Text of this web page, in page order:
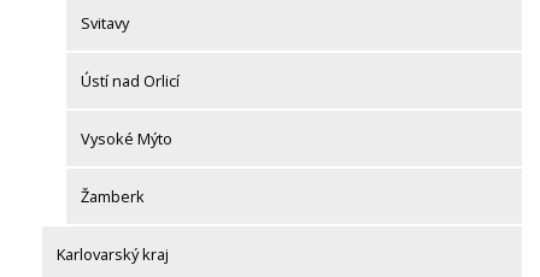
Svitavy
Ústí nad Orlicí
Vysoké Mýto
Žamberk
Karlovarský kraj